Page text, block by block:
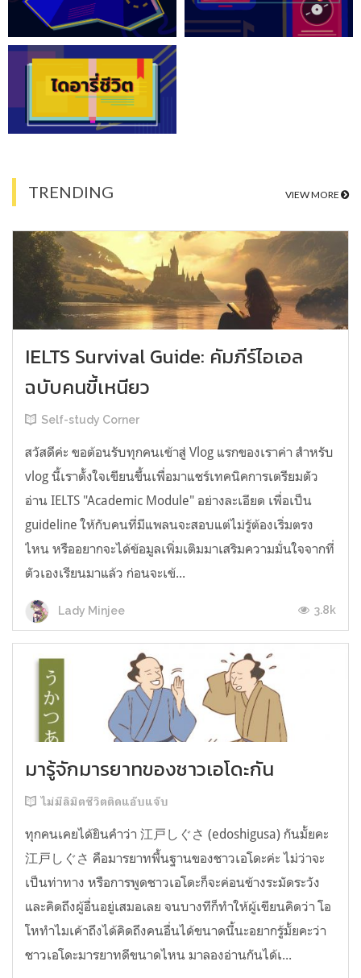
TRENDING VIEW MORE
IELTS Survival Guide: คัมภีร์ไอเอล
ฉบับคนขี้เหนียว
Self-study Corner
สวัสดีค่ะ ขอต้อนรับทุกคนเข้าสู่ Vlog แรกของเราค่า สำหรับ
vlog นี้เราตั้งใจเขียนขึ้นเพื่อมาแชร์เทคนิคการเตรียมตัว
อ่าน IELTS "Academic Module" อย่างละเอียด เพื่อเป็น
guideline ให้กับคนที่มีแพลนจะสอบแต่ไม่รู้ต้องเริ่มตรง
ไหน หรืออยากจะได้ข้อมูลเพิ่มเติมมาเสริมความมั่นใจจากที่
ตัวเองเรียนมาแล้ว ก่อนจะเข้...
Lady Minjee 3.8k
มารู้จักมารยาทของชาวเอโดะกัน
ไม่มีลิมิตชีวิตติดแอ๊บแจ๊บ
ทุกคนเคยได้ยินคำว่า 江戸しぐさ (edoshigusa) กันมั้ยคะ
江戸しぐさ คือมารยาทพื้นฐานของชาวเอโดะค่ะ ไม่ว่าจะ
เป็นท่าทาง หรือการพูดชาวเอโดะก็จะค่อนข้างระมัดระวัง
และคิดถึงผู้อื่นอยู่เสมอเลย จนบางทีก็ทำให้ผู้เขียนคิดว่า โอ
โหทำไมเค้าถึงได้คิดถึงคนอื่นได้ขนาดนี้นะอยากรู้มั้ยคะว่า
ชาวเอโดะมารยาทดีขนาดไหน มาลองอ่านกันได้เ...